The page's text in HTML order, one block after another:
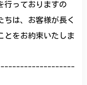
行っておりますの
ちは、お客様が長く
とをお約束いたしま